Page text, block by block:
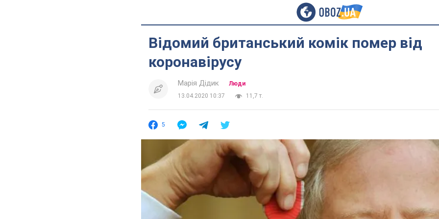
Відомий британський комік помер від
коронавірусу
Марія Дідик
Люди
13.04.2020 10:37
11,7 т.
5